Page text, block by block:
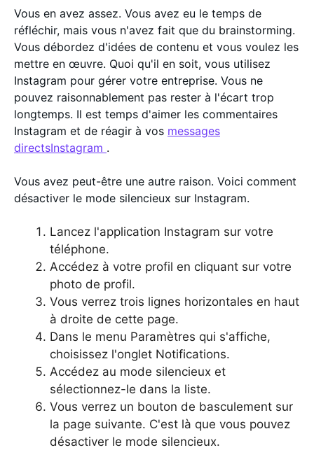
Vous en avez assez. Vous avez eu le temps de
réfléchir, mais vous n'avez fait que du brainstorming.
Vous débordez d'idées de contenu et vous voulez les
mettre en œuvre. Quoi qu'il en soit, vous utilisez
Instagram pour gérer votre entreprise. Vous ne
pouvez raisonnablement pas rester à l'écart trop
longtemps. Il est temps d'aimer les commentaires
Instagram et de réagir à vos messages
directsInstagram .
Vous avez peut-être une autre raison. Voici comment
désactiver le mode silencieux sur Instagram.
Lancez l'application Instagram sur votre
téléphone.
Accédez à votre profil en cliquant sur votre
photo de profil.
Vous verrez trois lignes horizontales en haut
à droite de cette page.
Dans le menu Paramètres qui s'affiche,
choisissez l'onglet Notifications.
Accédez au mode silencieux et
sélectionnez-le dans la liste.
Vous verrez un bouton de basculement sur
la page suivante. C'est là que vous pouvez
désactiver le mode silencieux.